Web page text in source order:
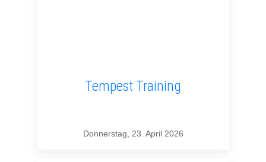
Tempest Training
Donnerstag, 23. April 2026